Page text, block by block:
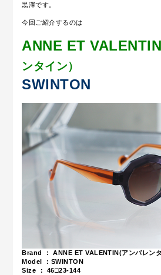
黒澤です。
今回ご紹介するのは
ANNE ET
ンタイン）
SWINTON
Brand ： ANNE ET VALENTIN(アンバレン
Model ：SWINTON
Size ： 46□23-144